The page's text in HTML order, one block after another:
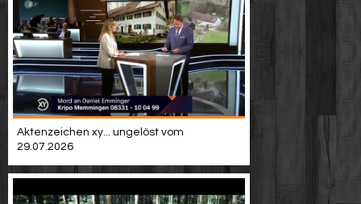
Aktenzeichen xy... ungelöst vom
29.07.2026